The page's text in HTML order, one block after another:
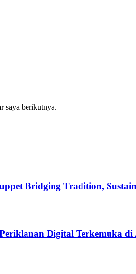
saya berikutnya.
Bridging Tradition,
Digital Terkemuka di